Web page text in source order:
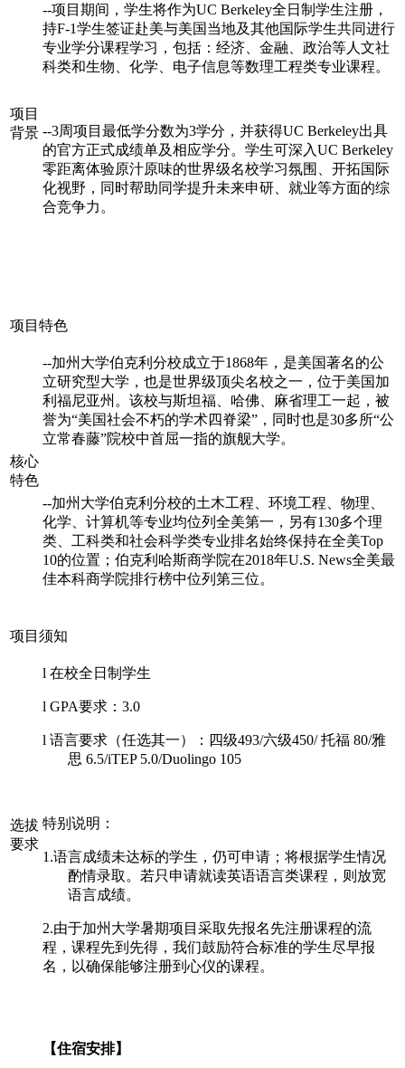
项目
背景
--项目期间，学生将作为UC Berkeley全日制学生注册，
持F-1学生签证赴美与美国当地及其他国际学生共同进行
专业学分课程学习，包括：经济、金融、政治等人文社
科类和生物、化学、电子信息等数理工程类专业课程。
--3周项目最低学分数为3学分，并获得UC Berkeley出具
的官方正式成绩单及相应学分。学生可深入UC Berkeley
零距离体验原汁原味的世界级名校学习氛围、开拓国际
化视野，同时帮助同学提升未来申研、就业等方面的综
合竞争力。
项目特色
核心
特色
--加州大学伯克利分校成立于1868年，是美国著名的公
立研究型大学，也是世界级顶尖名校之一，位于美国加
利福尼亚州。该校与斯坦福、哈佛、麻省理工一起，被
誉为“美国社会不朽的学术四脊梁”，同时也是30多所“公
立常春藤”院校中首屈一指的旗舰大学。
--加州大学伯克利分校的土木工程、环境工程、物理、
化学、计算机等专业均位列全美第一，另有130多个理
类、工科类和社会科学类专业排名始终保持在全美Top
10的位置；伯克利哈斯商学院在2018年U.S. News全美最
佳本科商学院排行榜中位列第三位。
项目须知
选拔
要求
l 在校全日制学生
l GPA要求：3.0
l 语言要求 （任选其一） ：四级493/六级450/ 托福 80/雅
思 6.5/iTEP 5.0/Duolingo 105
特别说明：
1.语言成绩未达标的学生，仍可申请；将根据学生情况
酌情录取。若只申请就读英语语言类课程，则放宽
语言成绩。
2.由于加州大学暑期项目采取先报名先注册课程的流
程，课程先到先得，我们鼓励符合标准的学生尽早报
名，以确保能够注册到心仪的课程。
【住宿安排】